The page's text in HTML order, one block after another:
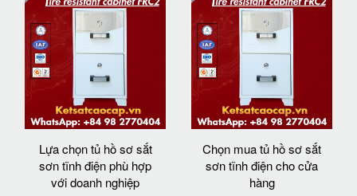
Lựa chọn tủ hồ sơ sắt
sơn tĩnh điện phù hợp
với doanh nghiệp
Chọn mua tủ hồ sơ sắt
sơn tĩnh điện cho cửa
hàng